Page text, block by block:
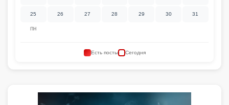
ПН
25 26 27 28 29 30 31
Есть посты Сегодня